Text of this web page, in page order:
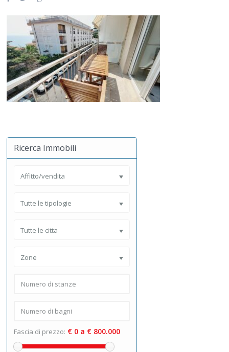
Ricerca Immobili
Affitto/vendita
Tutte le tipologie
Tutte le citta
Zone
Fascia di prezzo: € 0 a € 800.000